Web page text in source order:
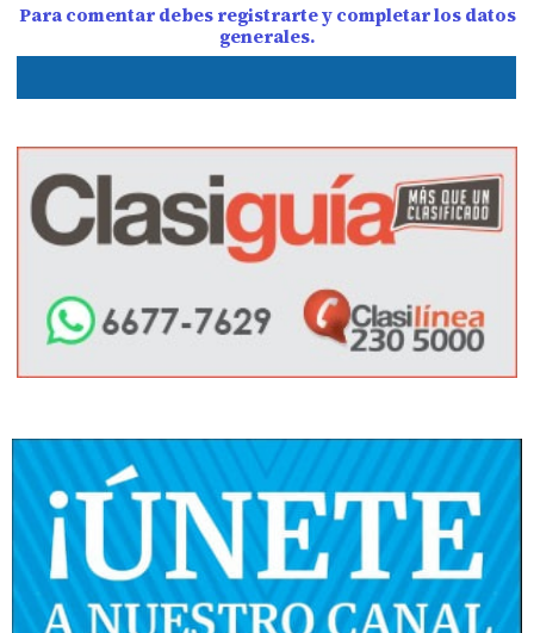
Para comentar debes registrarte y completar los datos
generales.